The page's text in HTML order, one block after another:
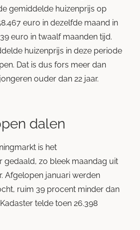
gemiddelde huizenprijs op
euro in dezelfde maand in
euro in twaalf maanden tijd.
huizenprijs in deze periode
Dat is dus fors meer dan
ouder dan 22 jaar.
dalen
is het
gedaald, zo bleek maandag uit
Afgelopen januari werden
ruim 39 procent minder dan
telde toen 26.398